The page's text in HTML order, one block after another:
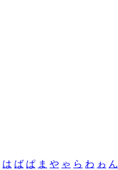
は ば ぱ ま や ゃ ら わ ゎ ん